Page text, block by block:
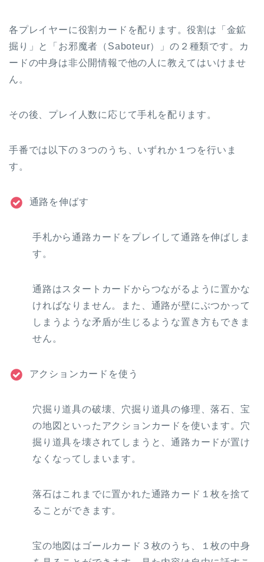
各プレイヤーに役割カードを配ります。役割は「金鉱
掘り」と「お邪魔者（Saboteur）」の２種類です。カ
ードの中身は非公開情報で他の人に教えてはいけませ
ん。
その後、プレイ人数に応じて手札を配ります。
手番では以下の３つのうち、いずれか１つを行いま
す。
通路を伸ばす
手札から通路カードをプレイして通路を伸ばしま
す。
通路はスタートカードからつながるように置かな
ければなりません。また、通路が壁にぶつかって
しまうような矛盾が生じるような置き方もできま
せん。
アクションカードを使う
穴掘り道具の破壊、穴掘り道具の修理、落石、宝
の地図といったアクションカードを使います。穴
掘り道具を壊されてしまうと、通路カードが置け
なくなってしまいます。
落石はこれまでに置かれた通路カード１枚を捨て
ることができます。
宝の地図はゴールカード３枚のうち、１枚の中身